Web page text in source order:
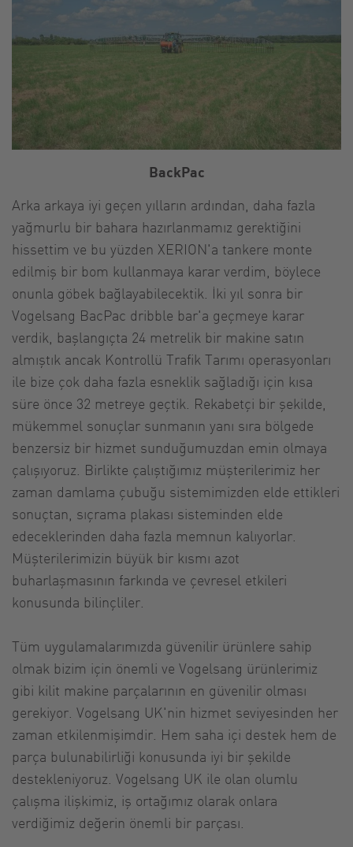
BackPac
Arka arkaya iyi geçen yılların ardından, daha fazla
yağmurlu bir bahara hazırlanmamız gerektiğini
hissettim ve bu yüzden XERION'a tankere monte
edilmiş bir bom kullanmaya karar verdim, böylece
onunla göbek bağlayabilecektik. İki yıl sonra bir
Vogelsang BacPac dribble bar'a geçmeye karar
verdik, başlangıçta 24 metrelik bir makine satın
almıştık ancak Kontrollü Trafik Tarımı operasyonları
ile bize çok daha fazla esneklik sağladığı için kısa
süre önce 32 metreye geçtik. Rekabetçi bir şekilde,
mükemmel sonuçlar sunmanın yanı sıra bölgede
benzersiz bir hizmet sunduğumuzdan emin olmaya
çalışıyoruz. Birlikte çalıştığımız müşterilerimiz her
zaman damlama çubuğu sistemimizden elde ettikleri
sonuçtan, sıçrama plakası sisteminden elde
edeceklerinden daha fazla memnun kalıyorlar.
Müşterilerimizin büyük bir kısmı azot
buharlaşmasının farkında ve çevresel etkileri
konusunda bilinçliler.
Tüm uygulamalarımızda güvenilir ürünlere sahip
olmak bizim için önemli ve Vogelsang ürünlerimiz
gibi kilit makine parçalarının en güvenilir olması
gerekiyor. Vogelsang UK'nin hizmet seviyesinden her
zaman etkilenmişimdir. Hem saha içi destek hem de
parça bulunabilirliği konusunda iyi bir şekilde
destekleniyoruz. Vogelsang UK ile olan olumlu
çalışma ilişkimiz, iş ortağımız olarak onlara
verdiğimiz değerin önemli bir parçası.